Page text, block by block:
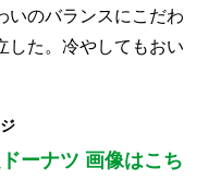
いのバランスにこだわ
した。冷やしてもおい
ーナツ 画像はこち